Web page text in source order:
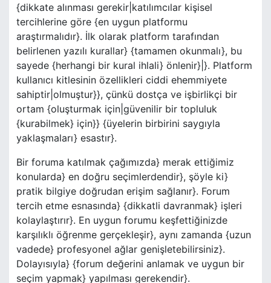
{dikkate alınması gerekir|katılımcılar kişisel
tercihlerine göre {en uygun platformu
araştırmalıdır}. İlk olarak platform tarafından
belirlenen yazılı kurallar} {tamamen okunmalı}, bu
sayede {herhangi bir kural ihlali} önlenir}|}. Platform
kullanıcı kitlesinin özellikleri ciddi ehemmiyete
sahiptir|olmuştur}}, çünkü dostça ve işbirlikçi bir
ortam {oluşturmak için|güvenilir bir topluluk
{kurabilmek} için}} {üyelerin birbirini saygıyla
yaklaşmaları} esastır}.
Bir foruma katılmak çağımızda} merak ettiğimiz
konularda} en doğru seçimlerdendir}, şöyle ki}
pratik bilgiye doğrudan erişim sağlanır}. Forum
tercih etme esnasında} {dikkatli davranmak} işleri
kolaylaştırır}. En uygun forumu keşfettiğinizde
karşılıklı öğrenme gerçekleşir}, aynı zamanda {uzun
vadede} profesyonel ağlar genişletebilirsiniz}.
Dolayısıyla} {forum değerini anlamak ve uygun bir
seçim yapmak} yapılması gerekendir}.